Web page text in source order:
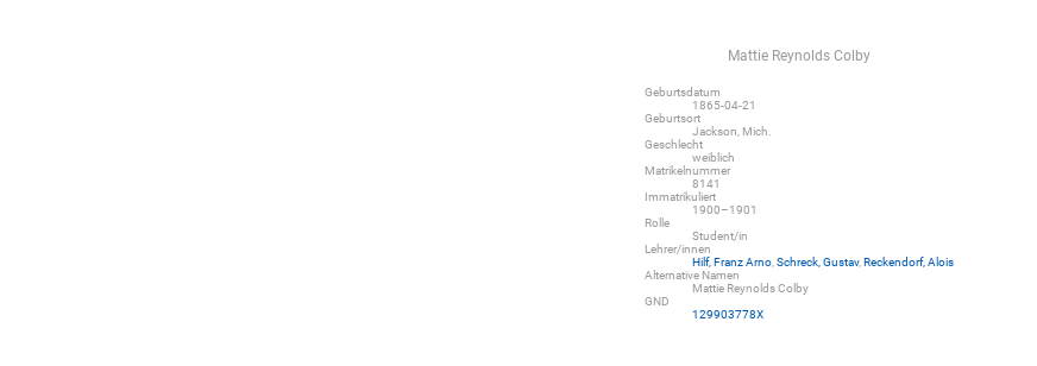
Mattie Reynolds Colby
Geburtsdatum
1865-04-21
Geburtsort
Jackson, Mich.
Geschlecht
weiblich
Matrikelnummer
8141
Immatrikuliert
1900–1901
Rolle
Student/in
Lehrer/innen
Hilf, Franz Arno Schreck, Gustav, Reckendorf, Alois
Alternative Namen
Mattie Reynolds Colby
GND
129903778X